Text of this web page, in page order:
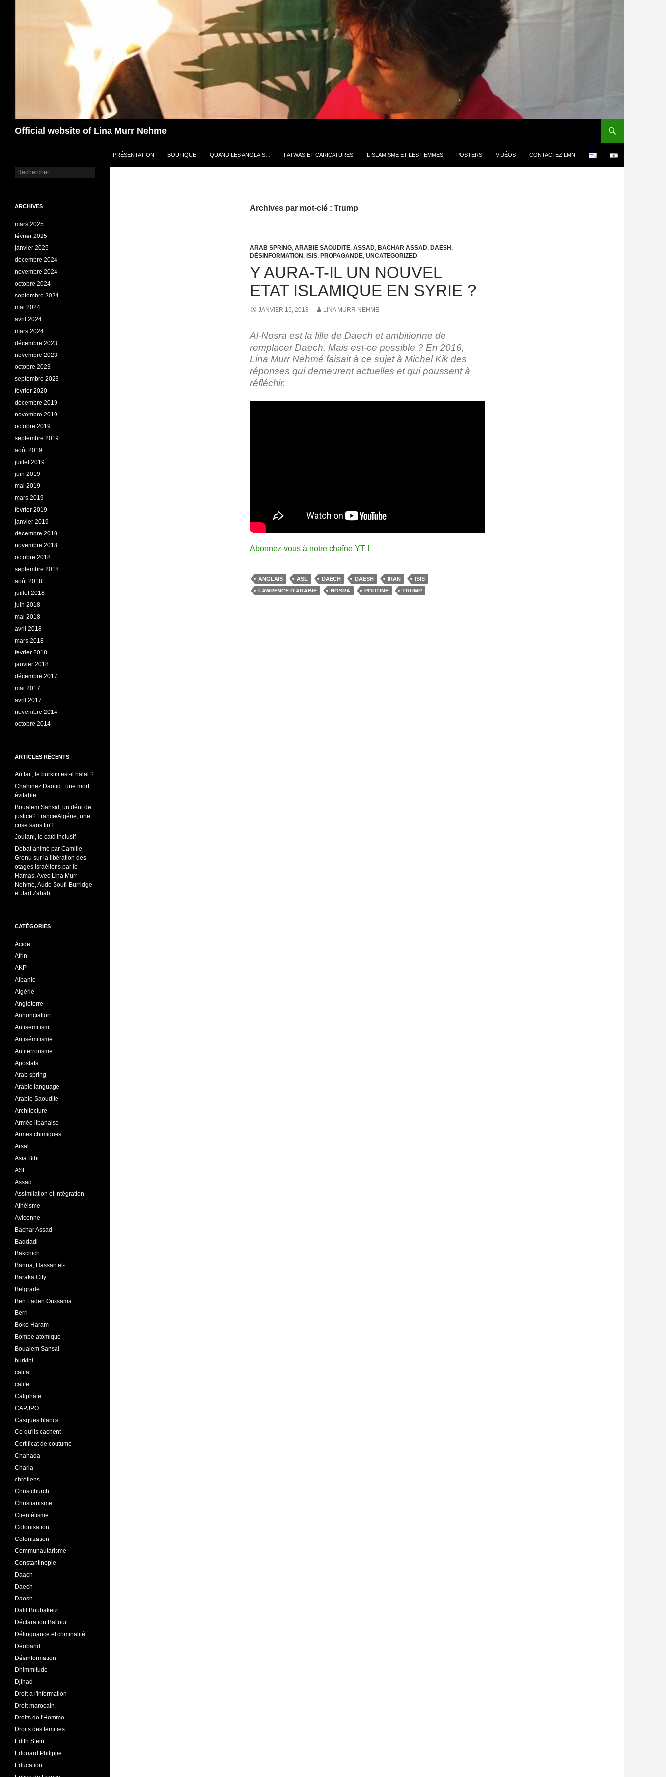
Official website of Lina Murr Nehme
PRÉSENTATION BOUTIQUE QUAND LES ANGLAIS… FATWAS ET CARICATURES L’ISLAMISME ET LES FEMMES POSTERS VIDÉOS CONTACTEZ LMN
Archives par mot-clé : Trump
ARAB SPRING, ARABIE SAOUDITE, ASSAD, BACHAR ASSAD, DAESH ,
DÉSINFORMATION , ISIS, PROPAGANDE, UNCATEGORIZED
Y AURA-T-IL UN NOUVEL
ETAT ISLAMIQUE EN SYRIE ?
JANVIER 15, 2018 LINA MURR NEHME
Al-Nosra est la fille de Daech et ambitionne de
remplacer Daech. Mais est-ce possible ? En 2016,
Lina Murr Nehmé faisait à ce sujet à Michel Kik des
réponses qui demeurent actuelles et qui poussent à
réfléchir.
Abonnez-vous à notre chaîne YT !
ANGLAIS ASL DAECH DAESH IRAN
ISIS
LAWRENCE D'ARABIE
NOSRA POUTINE TRUMP
Rechercher :
ARCHIVES
mars 2025
février 2025
janvier 2025
décembre 2024
novembre 2024
octobre 2024
septembre 2024
mai 2024
avril 2024
mars 2024
décembre 2023
novembre 2023
octobre 2023
septembre 2023
février 2020
décembre 2019
novembre 2019
octobre 2019
septembre 2019
août 2019
juillet 2019
juin 2019
mai 2019
mars 2019
février 2019
janvier 2019
décembre 2018
novembre 2018
octobre 2018
septembre 2018
août 2018
juillet 2018
juin 2018
mai 2018
avril 2018
mars 2018
février 2018
janvier 2018
décembre 2017
mai 2017
avril 2017
novembre 2014
octobre 2014
ARTICLES RÉCENTS
Au fait, le burkini est-il halal ?
Chahinez Daoud : une mort
évitable
Boualem Sansal, un déni de
justice? France/Algérie, une
crise sans fin?
Joulani, le caïd inclusif
Débat animé par Camille
Grenu sur la libération des
otages israéliens par le
Hamas. Avec Lina Murr
Nehmé, Aude Soufi-Burridge
et Jad Zahab.
CATÉGORIES
Acide
Afrin
AKP
Albanie
Algérie
Angleterre
Annonciation
Antisemitism
Antisémitisme
Antiterrorisme
Apostats
Arab spring
Arabic language
Arabie Saoudite
Architecture
Armée libanaise
Armes chimiques
Arsal
Asia Bibi
ASL
Assad
Assimilation et intégration
Athéisme
Avicenne
Bachar Assad
Bagdadi
Bakchich
Banna, Hassan el-
Baraka City
Belgrade
Ben Laden Oussama
Berri
Boko Haram
Bombe atomique
Boualem Sansal
burkini
califat
calife
Caliphate
CAPJPO
Casques blancs
Ce qu'ils cachent
Certificat de coutume
Chahada
Charia
chrétiens
Christchurch
Christianisme
Clientélisme
Colonisation
Colonization
Communautarisme
Constantinople
Daach
Daech
Daesh
Dalil Boubakeur
Déclaration Balfour
Délinquance et criminalité
Deoband
Désinformation
Dhimmitude
Djihad
Droit à l'information
Droit marocain
Droits de l'Homme
Droits des femmes
Edith Stein
Edouard Philippe
Education